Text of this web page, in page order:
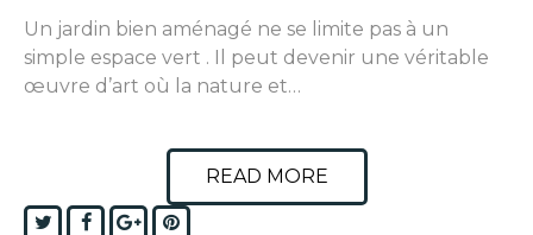
Un jardin bien aménagé ne se limite pas à un
simple espace vert . Il peut devenir une véritable
œuvre d’art où la nature et…
READ MORE
TwitterFacebook
Google+Pinterest